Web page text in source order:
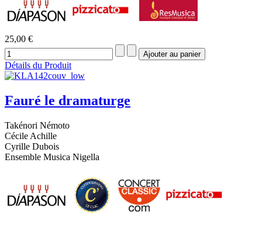
25,00 €
Détails du Produit
Fauré le dramaturge
Takénori Némoto
Cécile Achille
Cyrille Dubois
Ensemble Musica Nigella